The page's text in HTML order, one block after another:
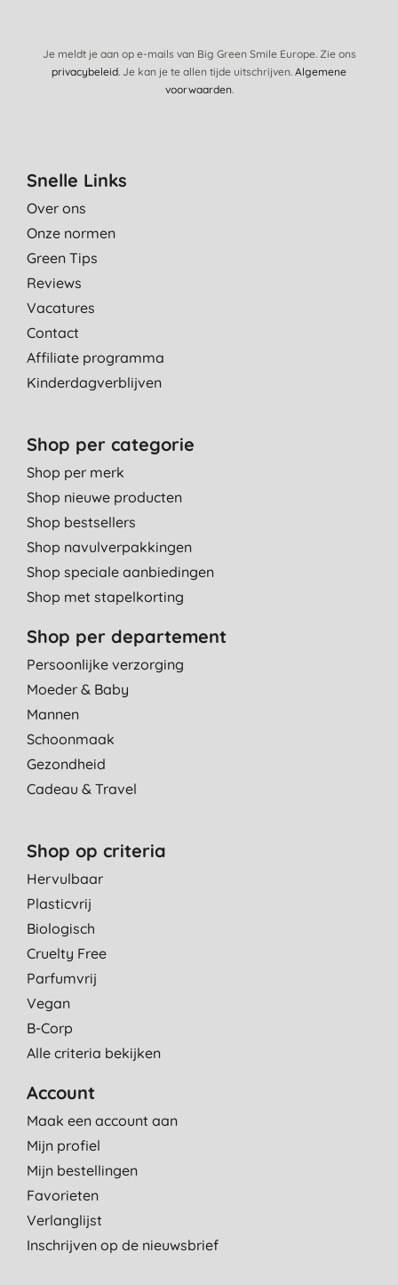
Je meldt je aan op e-mails van Big Green Smile Europe. Zie ons
privacybeleid. Je kan je te allen tijde uitschrijven. Algemene
voorwaarden.
Snelle Links
Over ons
Onze normen
Green Tips
Reviews
Vacatures
Contact
Affiliate programma
Kinderdagverblijven
Shop per categorie
Shop per merk
Shop nieuwe producten
Shop bestsellers
Shop navulverpakkingen
Shop speciale aanbiedingen
Shop met stapelkorting
Shop per departement
Persoonlijke verzorging
Moeder & Baby
Mannen
Schoonmaak
Gezondheid
Cadeau & Travel
Shop op criteria
Hervulbaar
Plasticvrij
Biologisch
Cruelty Free
Parfumvrij
Vegan
B-Corp
Alle criteria bekijken
Account
Maak een account aan
Mijn profiel
Mijn bestellingen
Favorieten
Verlanglijst
Inschrijven op de nieuwsbrief